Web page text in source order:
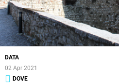
DATA
02 Apr 2021
DOVE